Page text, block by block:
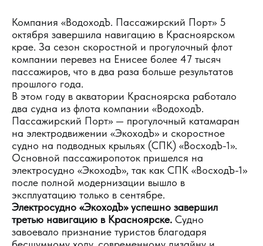
Компания «ВодоходЪ. Пассажирский Порт» 5
октября завершила навигацию в Красноярском
крае. За сезон скоростной и прогулочный флот
компании перевез на Енисее более 47 тысяч
пассажиров, что в два раза больше результатов
прошлого года.
В этом году в акватории Красноярска работало
два судна из флота компании «ВодоходЪ.
Пассажирский Порт» — прогулочный катамаран
на электродвижении «ЭкоходЪ» и скоростное
судно на подводных крыльях (СПК) «ВосходЪ-1».
Основной пассажиропоток пришелся на
электросудно «ЭкоходЪ», так как СПК «ВосходЪ-1»
после полной модернизации вышло в
эксплуатацию только в сентябре.
Электросудно «ЭкоходЪ» успешно завершил
третью навигацию в Красноярске. Судно
завоевало признание туристов благодаря